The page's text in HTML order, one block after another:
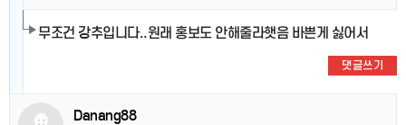
무조건 강추입니다..원래 홍보도 안해줄라햇음 바쁜게 싫어서
댓글쓰기
Danang88